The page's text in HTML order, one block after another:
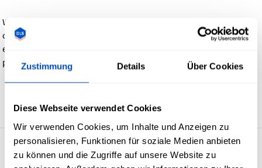
Zustimmung Details Über Cookies
Diese Webseite verwendet Cookies
Wir verwenden Cookies, um Inhalte und Anzeigen zu
personalisieren, Funktionen für soziale Medien anbieten
zu können und die Zugriffe auf unsere Website zu
Wir bevorzugen Vektordateien für zum Beispiel
oderHangtags
. Wenn du eine Rasterdatei (z.B. ein JPG) hast,
empfehlen wir eine Mindestauflösung von 300 dpi (300 Pixel
pro Zoll).
Zurück
4.7 29’932 Bewertungen